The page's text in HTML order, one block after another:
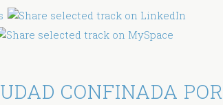
CONFINADA POR